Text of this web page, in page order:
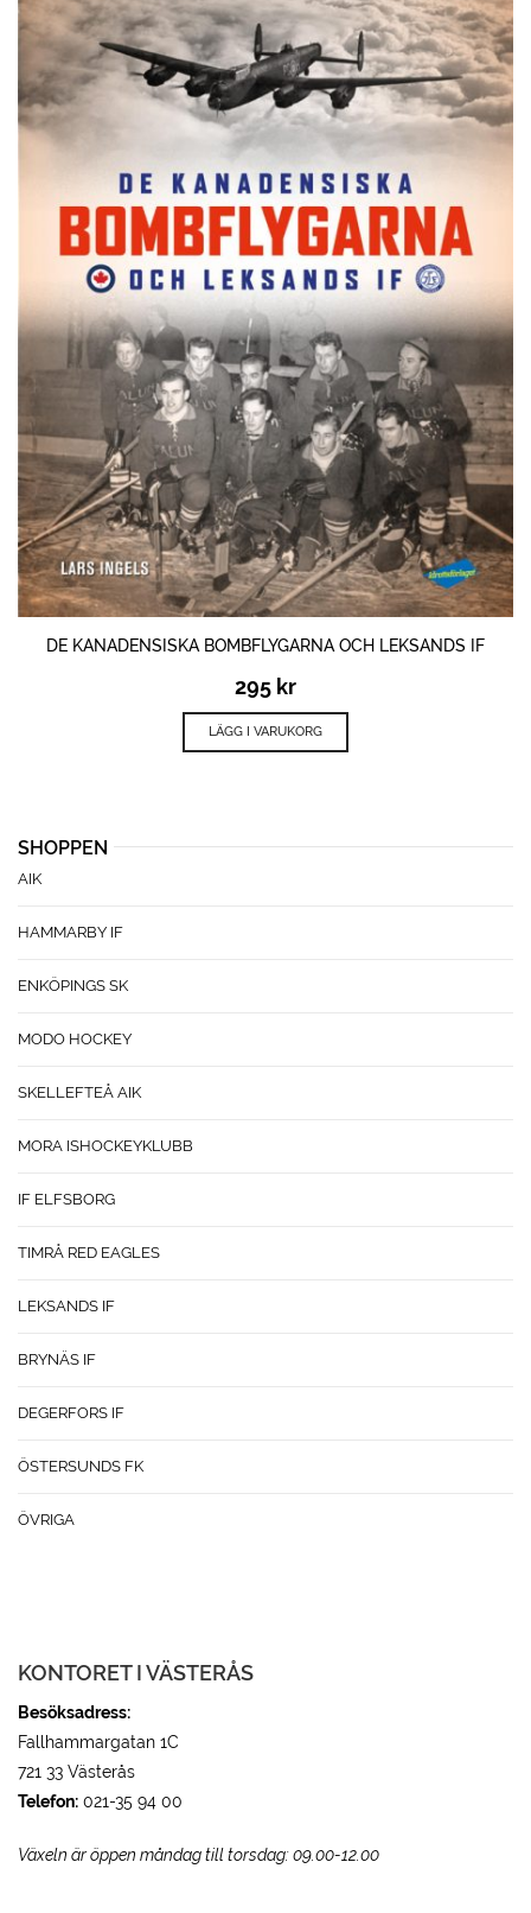
DE KANADENSISKA BOMBFLYGARNA OCH LEKSANDS IF
295 kr
LÄGG I VARUKORG
SHOPPEN
AIK
HAMMARBY IF
ENKÖPINGS SK
MODO HOCKEY
SKELLEFTEÅ AIK
MORA ISHOCKEYKLUBB
IF ELFSBORG
TIMRÅ RED EAGLES
LEKSANDS IF
BRYNÄS IF
DEGERFORS IF
ÖSTERSUNDS FK
ÖVRIGA
KONTORET I VÄSTERÅS
Besöksadress:
Fallhammargatan 1C
721 33 Västerås
Telefon: 021-35 94 00
Växeln är öppen måndag till torsdag: 09.00-12.00